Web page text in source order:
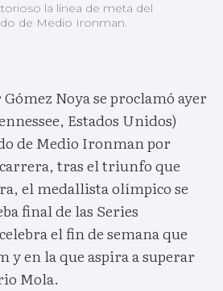
la línea de meta del
de Medio Ironman.
Noya se proclamó ayer
Estados Unidos)
de Medio Ironman por
tras el triunfo que
el medallista olímpico se
final de las Series
el fin de semana que
y en la que aspira a superar
Mola.